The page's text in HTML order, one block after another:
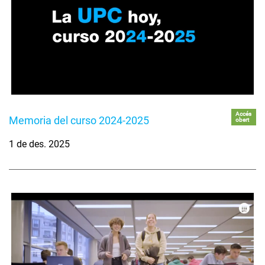
Memoria del curso 2024-2025
Accés
obert
1 de des. 2025